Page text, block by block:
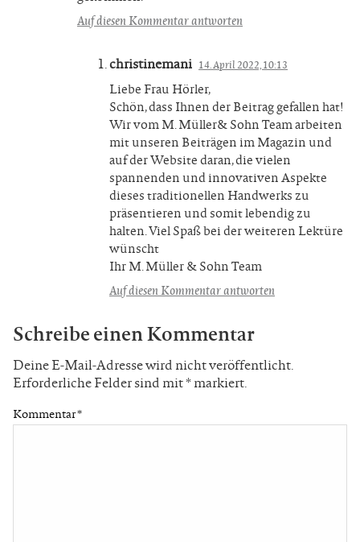
Auf diesen Kommentar antworten
christinemani 14. April 2022, 10:13
Liebe Frau Hörler,
Schön, dass Ihnen der Beitrag gefallen hat!
Wir vom M. Müller& Sohn Team arbeiten
mit unseren Beiträgen im Magazin und
auf der Website daran, die vielen
spannenden und innovativen Aspekte
dieses traditionellen Handwerks zu
präsentieren und somit lebendig zu
halten. Viel Spaß bei der weiteren Lektüre
wünscht
Ihr M. Müller & Sohn Team
Auf diesen Kommentar antworten
Schreibe einen Kommentar
Deine E-Mail-Adresse wird nicht veröffentlicht.
Erforderliche Felder sind mit*markiert.
Kommentar*